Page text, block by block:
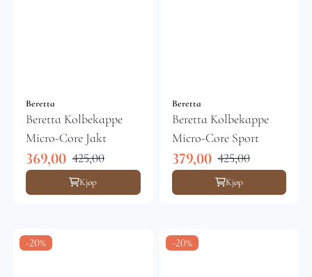
Beretta
Beretta Kolbekappe
Micro-Core Jakt
369,00 425,00
Kjøp
Beretta
Beretta Kolbekappe
Micro-Core Sport
379,00 425,00
Kjøp
-20% -20%